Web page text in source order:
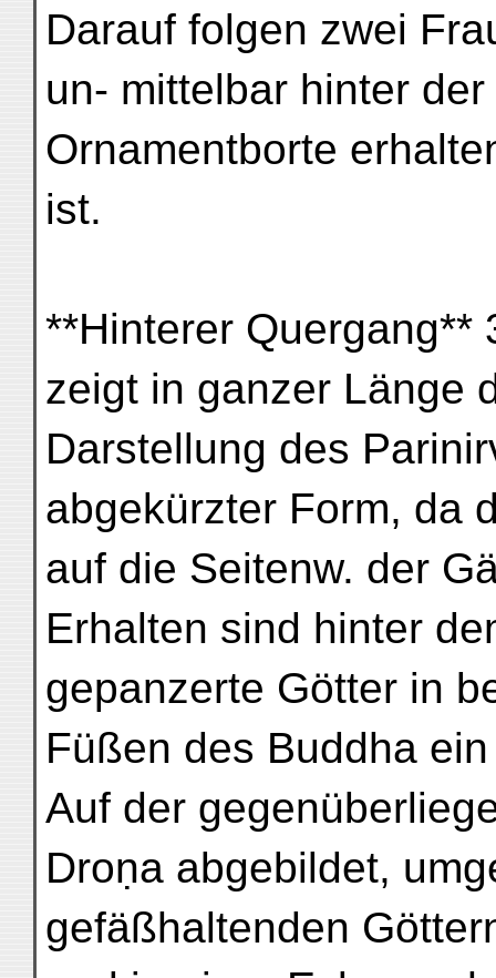
Darauf folgen zwei
un- mittelbar hinter
Ornamentborte
ist.
**Hinterer Quergang**
zeigt in ganzer Länge
Darstellung des
abgekürzter Form, da
auf die Seitenw. der
Erhalten sind hinter
gepanzerte Götter in
Füßen des Buddha
Auf der
Droṇa abgebildet,
gefäßhaltenden